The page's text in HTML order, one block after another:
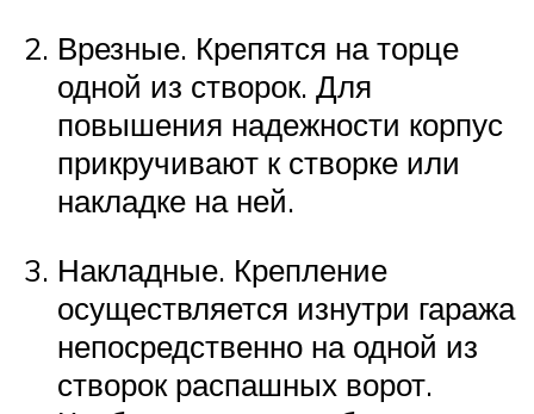
Врезные. Крепятся на торце
одной из створок. Для
повышения надежности корпус
прикручивают к створке или
накладке на ней.
Накладные. Крепление
осуществляется изнутри гаража
непосредственно на одной из
створок распашных ворот.